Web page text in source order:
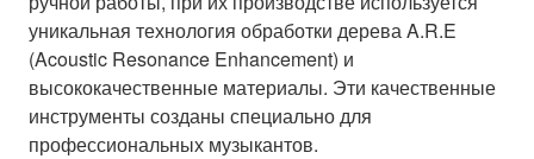
уникальная технология обработки дерева A.R.E
(Acoustic Resonance Enhancement) и
высококачественные материалы. Эти качественные
инструменты созданы специально для
профессиональных музыкантов.